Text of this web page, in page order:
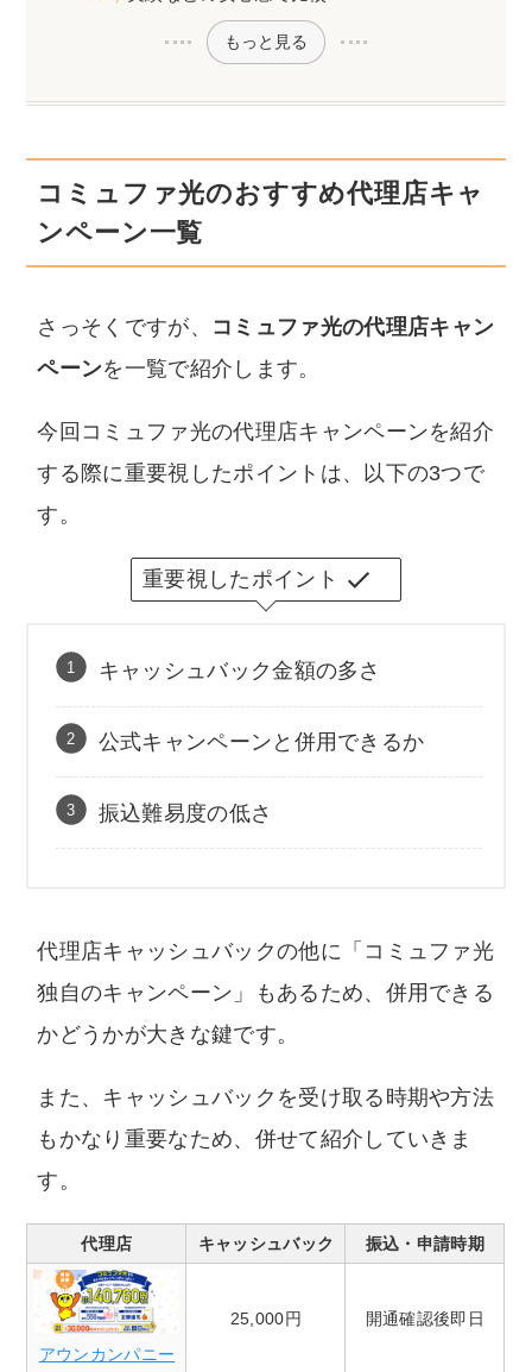
もっと見る
コミュファ光のおすすめ代理店キャ
ンペーン一覧
さっそくですが、
コミュファ光の代理店キャン
ペーンを一覧で紹介します。
今回コミュファ光の代理店キャンペーンを紹介
する際に重要視したポイントは、以下の3つで
す。
重要視したポイント
キャッシュバック金額の多さ
公式キャンペーンと併用できるか
振込難易度の低さ
代理店キャッシュバックの他に「コミュファ光
独自のキャンペーン」もあるため、併用できる
かどうかが大きな鍵です。
また、キャッシュバックを受け取る時期や方法
もかなり重要なため、併せて紹介していきま
す。
代理店 キャッシュバック 振込・申請時期
アウンカンパニー
25,000円 開通確認後即日